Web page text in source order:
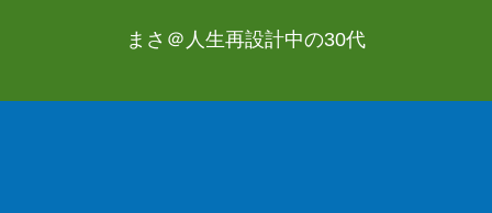
まさ＠人生再設計中の30代